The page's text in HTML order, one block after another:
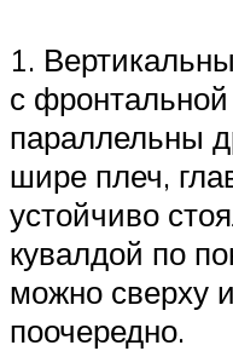
1.
с
параллельны
шире плеч,
устойчиво
кувалдой по
можно сверху
поочередно.